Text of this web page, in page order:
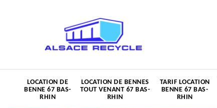
LOCATION DE
BENNE 67 BAS-
RHIN
LOCATION DE BENNES
TOUT VENANT 67 BAS-
RHIN
TARIF LOCATION
BENNE 67 BAS-
RHIN